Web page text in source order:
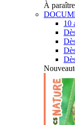
À paraître
10